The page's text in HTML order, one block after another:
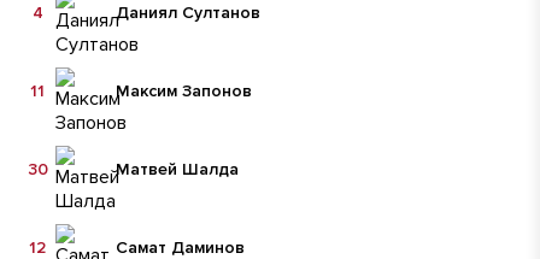
Даниял Султанов
4
Максим Запонов
11
Матвей Шалда
30
Самат Даминов
12